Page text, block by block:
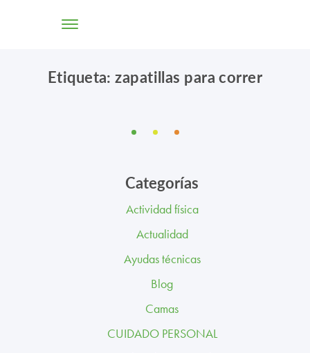
TIENDA ONLINE
CENTROS
PROFESIONALES
BLOG
Etiqueta: zapatillas para correr
Categorías
Actividad física
Actualidad
Ayudas técnicas
Blog
Camas
CUIDADO PERSONAL